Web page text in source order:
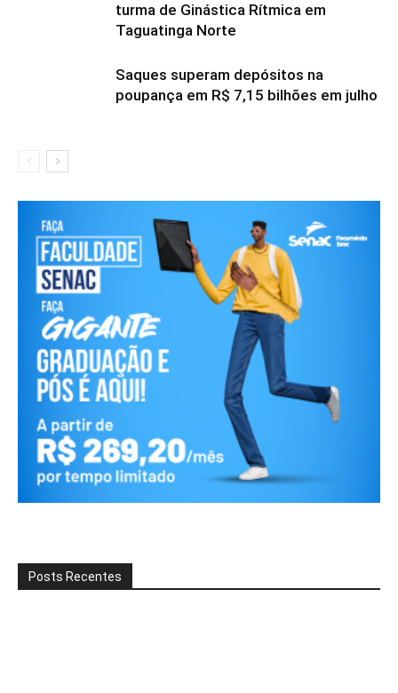
turma de Ginástica Rítmica em
Taguatinga Norte
Saques superam depósitos na
poupança em R$ 7,15 bilhões em julho
Posts Recentes